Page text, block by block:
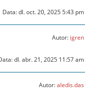
Data: dl. oct. 20, 2025 5:43 pm
Autor: igren
dl. abr. 21, 2025 11:57 am
Autor:aledis.das